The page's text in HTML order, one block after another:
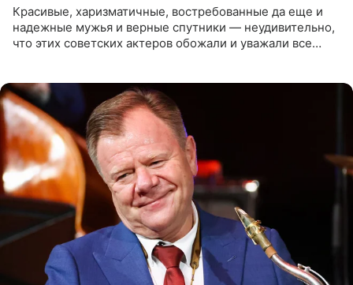
Красивые, харизматичные, востребованные да еще и
надежные мужья и верные спутники — неудивительно,
что этих советских актеров обожали и уважали все